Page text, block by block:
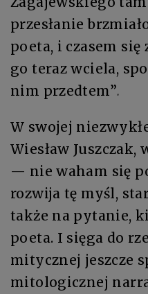
przesłanie
poeta, i czasem się
go teraz wciela,
nim przedtem”.
W swojej
Wiesław
— nie waham się
rozwija tę myśl,
także na pytanie,
poeta. I sięga do
mitycznej jeszcze
mitologicznej